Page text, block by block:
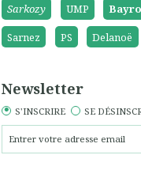
Sarkozy UMP
Sarnez
PS Delanoë
Newsletter
S'INSCRIRE SE